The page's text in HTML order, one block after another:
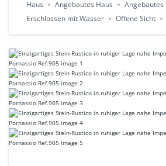
Haus Angebautes Haus
Angebautes
Erschlossen mit Wasser
Offene Sicht